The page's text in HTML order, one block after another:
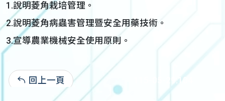
1.說明菱角栽培管理。
2.說明菱角病蟲害管理暨安全用藥技術。
3.宣導農業機械安全使用原則。
回上一頁 115-05-29:104